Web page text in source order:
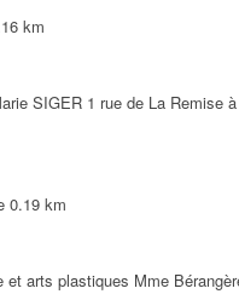
km
SIGER 1 rue de La Remise
0.19 km
arts plastiques Mme